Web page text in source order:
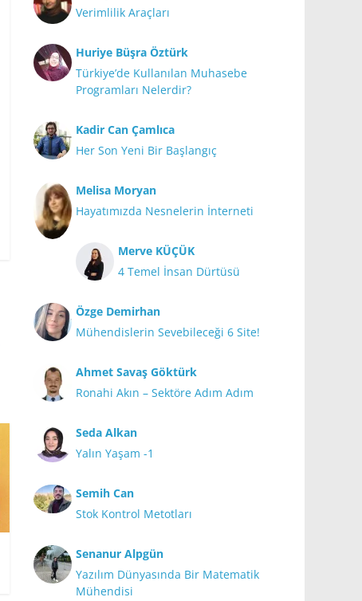
Verimlilik Araçları
Huriye Büşra Öztürk
Türkiye’de Kullanılan Muhasebe
Programları Nelerdir?
Kadir Can Çamlıca
Her Son Yeni Bir Başlangıç
Melisa Moryan
Hayatımızda Nesnelerin İnterneti
Merve KÜÇÜK
4 Temel İnsan Dürtüsü
Özge Demirhan
Mühendislerin Sevebileceği 6 Site!
Ahmet Savaş Göktürk
Ronahi Akın – Sektöre Adım Adım
Seda Alkan
Yalın Yaşam -1
Semih Can
Stok Kontrol Metotları
Senanur Alpgün
Yazılım Dünyasında Bir Matematik
Mühendisi